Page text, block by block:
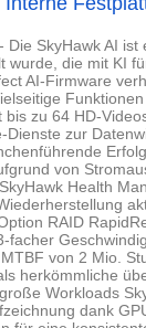
SkyHawk AI
wurde, die mit KI
AI-Firmware
zu 64 HD-
zur
von
Health
RAID
facher
von 2 Mio.
herkömmliche
Workloads
dank